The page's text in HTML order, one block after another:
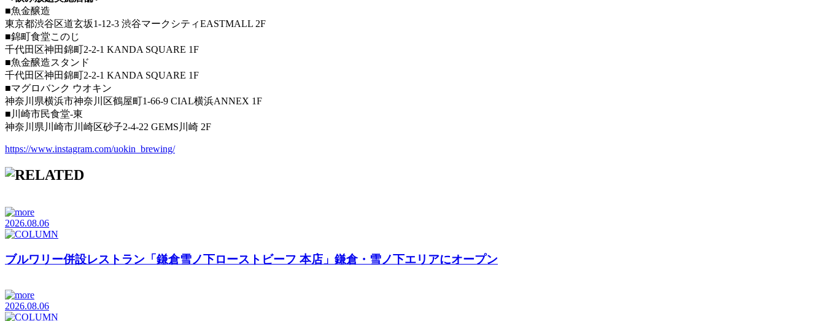
■魚金醸造
東京都渋谷区道玄坂1-12-3 渋谷マークシティEASTMALL 2F
■錦町食堂このじ
千代田区神田錦町2-2-1 KANDA SQUARE 1F
■魚金醸造スタンド
千代田区神田錦町2-2-1 KANDA SQUARE 1F
■マグロバンク ウオキン
神奈川県横浜市神奈川区鶴屋町1-66-9 CIAL横浜ANNEX 1F
■川崎市民食堂-東
神奈川県川崎市川崎区砂子2-4-22 GEMS川崎 2F
https://www.instagram.com/uokin_brewing/
2026.08.06
ブルワリー併設レストラン「鎌倉雪ノ下ローストビーフ 本店」鎌倉・雪ノ下エリアにオープン
2026.08.06